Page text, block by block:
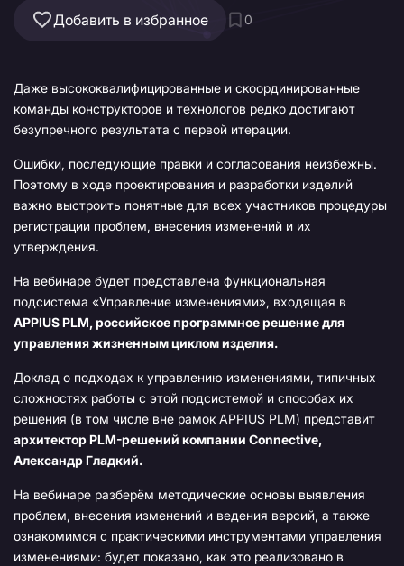
Добавить в избранное 0
Даже высококвалифицированные и скоординированные
команды конструкторов и технологов редко достигают
безупречного результата с первой итерации.
Ошибки, последующие правки и согласования неизбежны.
Поэтому в ходе проектирования и разработки изделий
важно выстроить понятные для всех участников процедуры
регистрации проблем, внесения изменений и их
утверждения.
На вебинаре будет представлена функциональная
подсистема «Управление изменениями», входящая в
APPIUS PLM, российское программное решение для
управления жизненным циклом изделия.
Доклад о подходах к управлению изменениями, типичных
сложностях работы с этой подсистемой и способах их
решения (в том числе вне рамок APPIUS PLM) представит
архитектор PLM-решений компании Connective,
Александр Гладкий.
На вебинаре разберём методические основы выявления
проблем, внесения изменений и ведения версий, а также
ознакомимся с практическими инструментами управления
изменениями: будет показано, как это реализовано в